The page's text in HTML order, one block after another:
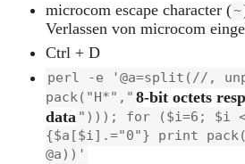
microcom escape character (~
Verlassen von microcom
Ctrl + D
perl -e '@a=split(//,
pack("H*"," 8-bit octets
data "))); for ($i=6; $i <
{$a[$i].="0"} print
@a))'